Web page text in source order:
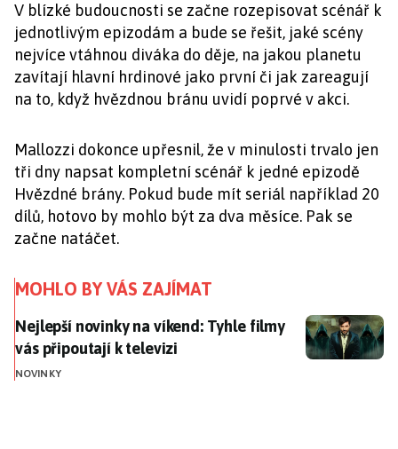
V blízké budoucnosti se začne rozepisovat scénář k
jednotlivým epizodám a bude se řešit, jaké scény
nejvíce vtáhnou diváka do děje, na jakou planetu
zavítají hlavní hrdinové jako první či jak zareagují
na to, když hvězdnou bránu uvidí poprvé v akci.
Mallozzi dokonce upřesnil, že v minulosti trvalo jen
tři dny napsat kompletní scénář k jedné epizodě
Hvězdné brány. Pokud bude mít seriál například 20
dílů, hotovo by mohlo být za dva měsíce. Pak se
začne natáčet.
MOHLO BY VÁS ZAJÍMAT
Nejlepší novinky na víkend: Tyhle filmy vás
Nejlepší novinky na víkend: Tyhle filmy
vás připoutají k televizi
NOVINKY